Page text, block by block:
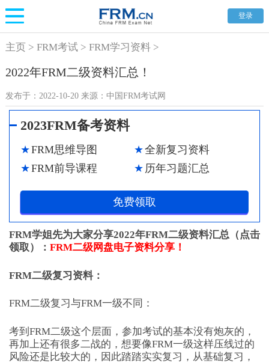
登录
主页> FRM考试 > FRM学习资料>
2022年FRM二级资料汇总！
发布于： 2022-10-20来源： 中国FRM考试网
2023FRM备考资料
FRM思维导图
全新复习资料
FRM前导课程
历年习题汇总
免费领取
FRM学姐先为大家分享2022年FRM二级资料汇总（点击
领取）： FRM二级网盘电子资料分享！
FRM二级复习资料：
FRM二级复习与FRM一级不同：
考到FRM二级这个层面，参加考试的基本没有炮灰的，
再加上还有很多二战的，想要像FRM一级这样压线过的
风险还是比较大的，因此踏踏实实复习，从基础复习，